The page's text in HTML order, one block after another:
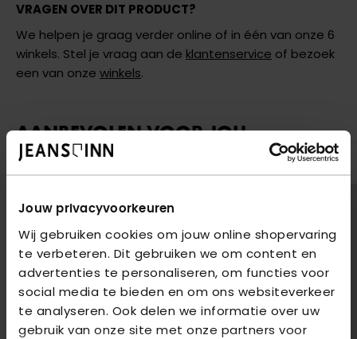
Jouw privacyvoorkeuren
Wij gebruiken cookies om jouw online shopervaring
te verbeteren. Dit gebruiken we om content en
advertenties te personaliseren, om functies voor
social media te bieden en om ons websiteverkeer
te analyseren. Ook delen we informatie over uw
gebruik van onze site met onze partners voor
VRAGEN OVER DIT PRODUCT?
We helpen je graag verder online of in één van onze 6
winkels. Stel je vraag aan de klantenservice of bezoek
een van onze winkels.
AANBEVOLEN VOOR JOU
shop hier de meest recente jeans van Only